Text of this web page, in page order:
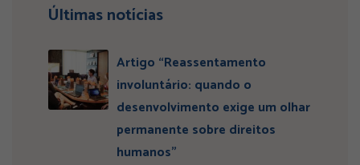
Últimas notícias
Artigo “Reassentamento
involuntário: quando o
desenvolvimento exige um olhar
permanente sobre direitos
humanos”